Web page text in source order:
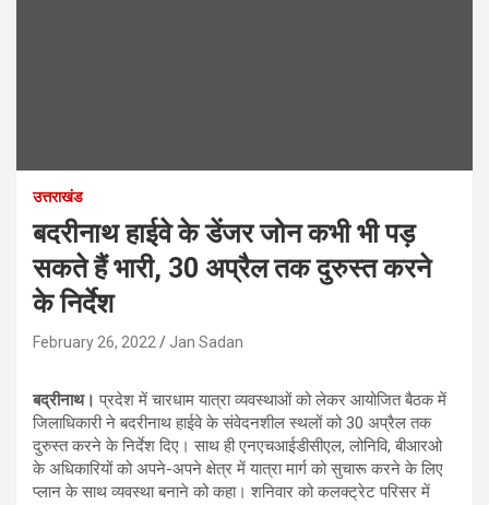
उत्तराखंड
बदरीनाथ हाईवे के डेंजर जोन कभी भी पड़
सकते हैं भारी, 30 अप्रैल तक दुरुस्त करने
के निर्देश
February 26, 2022 Jan Sadan
बद्रीनाथ। प्रदेश में चारधाम यात्रा व्यवस्थाओं को लेकर आयोजित बैठक में
जिलाधिकारी ने बदरीनाथ हाईवे के संवेदनशील स्थलों को 30 अप्रैल तक
दुरुस्त करने के निर्देश दिए। साथ ही एनएचआईडीसीएल, लोनिवि, बीआरओ
के अधिकारियों को अपने-अपने क्षेत्र में यात्रा मार्ग को सुचारू करने के लिए
प्लान के साथ व्यवस्था बनाने को कहा। शनिवार को कलक्ट्रेट परिसर में